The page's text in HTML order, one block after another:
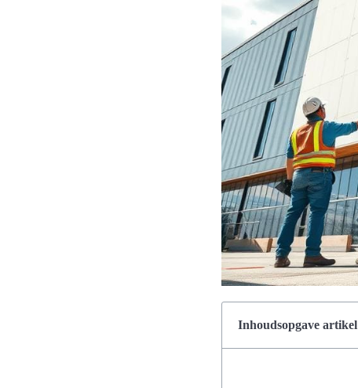
Inhoudsopgave artikel